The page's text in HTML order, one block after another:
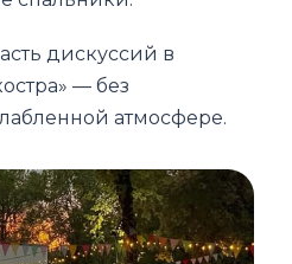
дискуссий в
— без
атмосфере.